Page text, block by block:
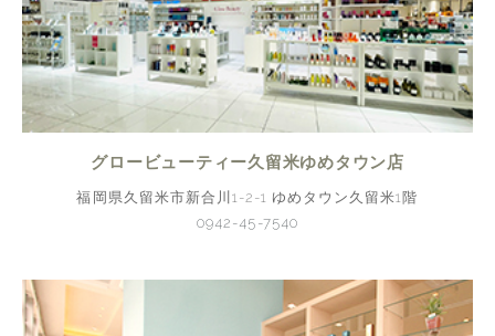
グロービューティー久留米ゆめタウン店
福岡県久留米市新合川1-2-1 ゆめタウン久留米1階
0942-45-7540